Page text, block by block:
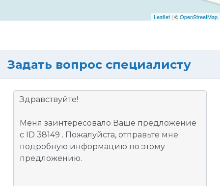
Leaflet | ©OpenStreetMap
Задать вопрос специалисту